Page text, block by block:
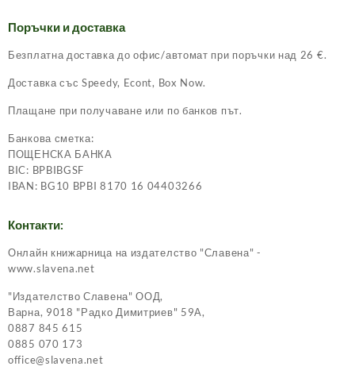
Поръчки и доставка
Безплатна доставка до офис/автомат при поръчки над 26 €.
Доставка със Speedy, Econt, Box Now.
Плащане при получаване или по банков път.
Банкова сметка:
ПОЩЕНСКА БАНКА
BIC: BPBIBGSF
IBAN: BG10 BPBI 8170 16 04403266
Контакти:
Онлайн книжарница на издателство "Славена" -
www.slavena.net
"Издателство Славена" ООД,
Варна, 9018 "Радко Димитриев" 59А,
0887 845 615
0885 070 173
office@slavena.net